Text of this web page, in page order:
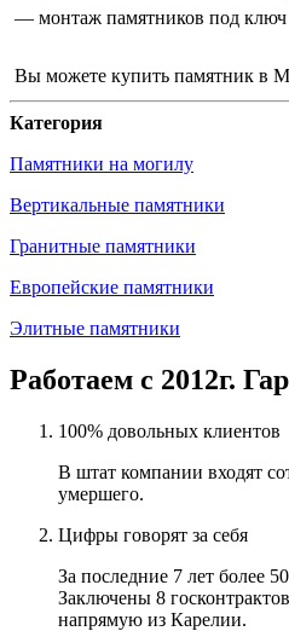
— монтаж памятников под ключ
Вы можете купить памятник в
Категория
Памятники на могилу
Вертикальные памятники
Гранитные памятники
Европейские памятники
Элитные памятники
Работаем с 2012г.
100% довольных клиентов
В штат компании входят
умершего.
Цифры говорят за себя
За последние 7 лет более
Заключены 8
напрямую из Карелии.